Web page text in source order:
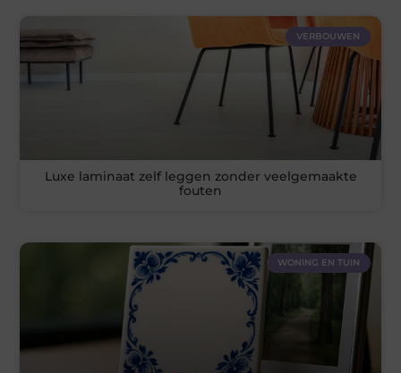
VERBOUWEN
Luxe laminaat zelf leggen zonder veelgemaakte
fouten
WONING EN TUIN